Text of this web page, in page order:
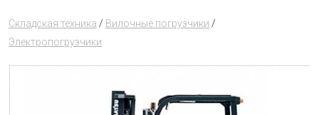
Складская техника / Вилочные погрузчики /
Электропогрузчики